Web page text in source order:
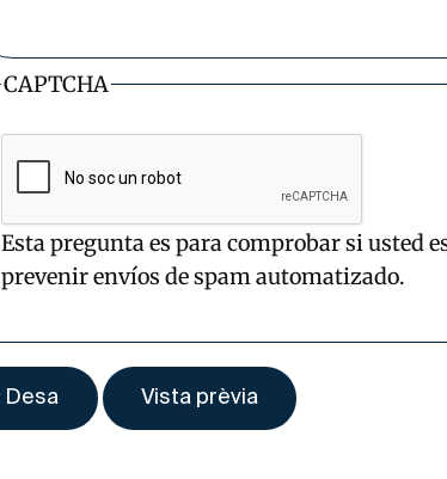
CAPTCHA
Esta pregunta es para comprobar si usted
prevenir envíos de spam automatizado.